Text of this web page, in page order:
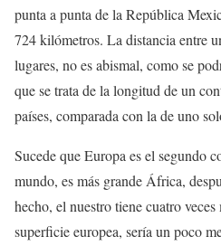
punta a punta de la República
724 kilómetros. La distancia entre
lugares, no es abismal, como se
que se trata de la longitud de un
países, comparada con la de uno
Sucede que Europa es el segundo
mundo, es más grande África,
hecho, el nuestro tiene cuatro
superficie europea, sería un poco